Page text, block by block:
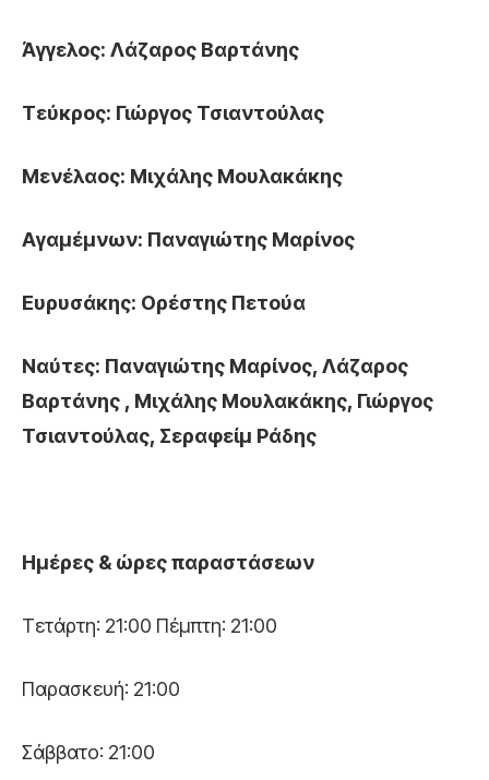
Άγγελος: Λάζαρος Βαρτάνης
Τεύκρος: Γιώργος Τσιαντούλας
Μενέλαος: Μιχάλης Μουλακάκης
Αγαμέμνων: Παναγιώτης Μαρίνος
Ευρυσάκης: Ορέστης Πετούα
Ναύτες: Παναγιώτης Μαρίνος, Λάζαρος
Βαρτάνης , Μιχάλης Μουλακάκης, Γιώργος
Τσιαντούλας, Σεραφείμ Ράδης
Ημέρες & ώρες παραστάσεων
Τετάρτη: 21:00 Πέμπτη: 21:00
Παρασκευή: 21:00
Σάββατο: 21:00